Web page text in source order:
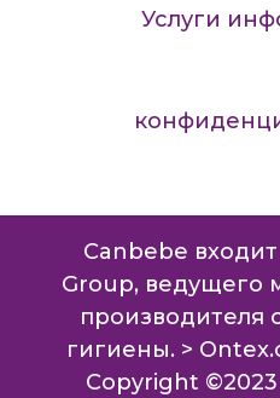
Услуги
Canbebe
Group, ведущего
производителя
гигиены. >
Copyright